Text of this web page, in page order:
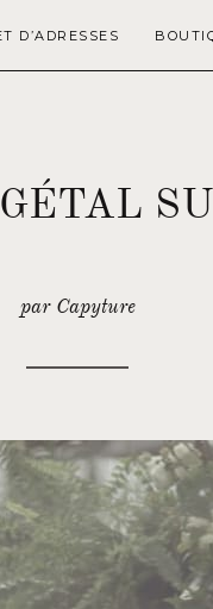
D’ADRESSES
par Capyture